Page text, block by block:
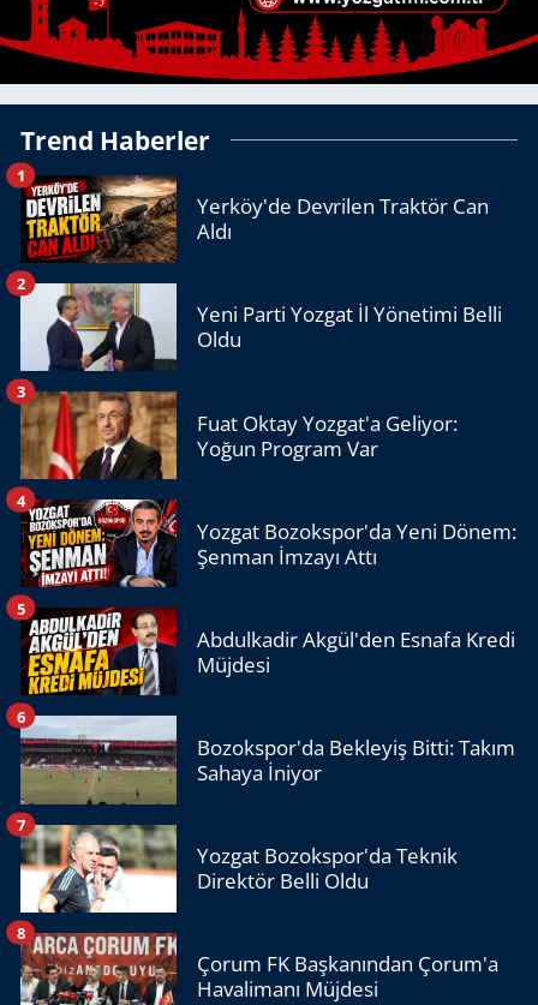
Trend Haberler
Yerköy'de Devrilen Traktör Can
Aldı
1
Yeni Parti Yozgat İl Yönetimi Belli
Oldu
2
Fuat Oktay Yozgat'a Geliyor:
Yoğun Program Var
3
Yozgat Bozokspor'da Yeni Dönem:
Şenman İmzayı Attı
4
Abdulkadir Akgül'den Esnafa Kredi
Müjdesi
5
Bozokspor'da Bekleyiş Bitti: Takım
Sahaya İniyor
6
Yozgat Bozokspor'da Teknik
Direktör Belli Oldu
7
Çorum FK Başkanından Çorum'a
Havalimanı Müjdesi
8